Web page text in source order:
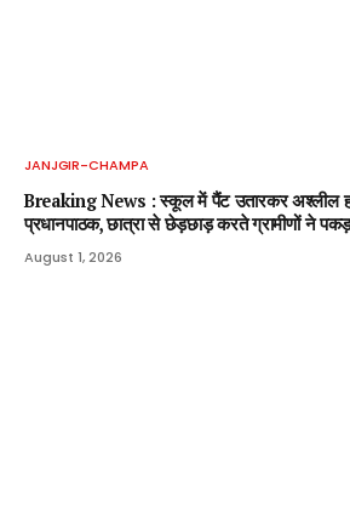
JANJGIR-CHAMPA
Breaking News : स्कूल में पैंट उतारकर अश्लील
प्रधानपाठक, छात्रा से छेड़छाड़ करते ग्रामीणों ने
August 1, 2026